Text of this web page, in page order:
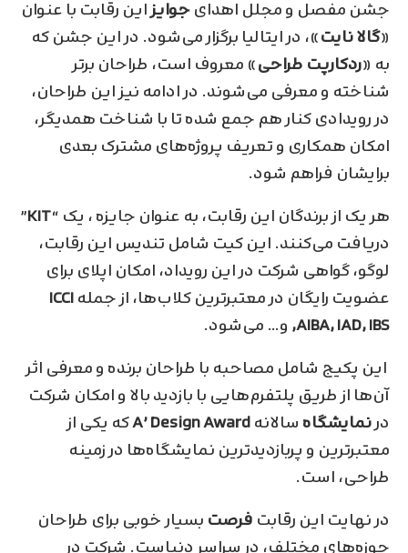
جشن مفصل و مجلل اهدایجوایزاین رقابت با عنوان
«گالا نایت»، در ایتالیا برگزار می‌شود. در این جشن که
به «ردکارپت طراحی» معروف است، طراحان برتر
شناخته و معرفی می‌شوند. در ادامه نیز این طراحان،
در رویدادی کنار هم جمع شده تا با شناخت همدیگر،
امکان همکاری و تعریف پروژه‌های مشترک بعدی
برایشان فراهم شود.
هر یک از برندگان این رقابت، به عنوان جایزه ، یک “KIT
”
دریافت می‌کنند. این کیت شامل تندیس این رقابت،
لوگو، گواهی شرکت در این رویداد، امکان اپلای برای
عضویت رایگان در معتبر‌ترین کلاب‌ها، از جملهICCI
,AIBA, IAD, IBS و… می‌شود.
این پکیج شامل مصاحبه با طراحان برنده و معرفی اثر
آن‌ها از طریق پلتفرم‌هایی با بازدید بالا و امکان شرکت
درنمایشگاهسالانهA’ Design Awardکه یکی از
معتبرترین و پر‌بازدیدترین نمایشگاه‌ها در زمینه
طراحی، است.
در نهایت این رقابت فرصت بسیار خوبی برای طراحان